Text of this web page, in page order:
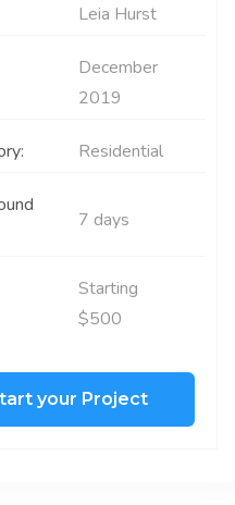
Leia Hurst
December
2019
Residential
7 days
Starting
$500
your Project